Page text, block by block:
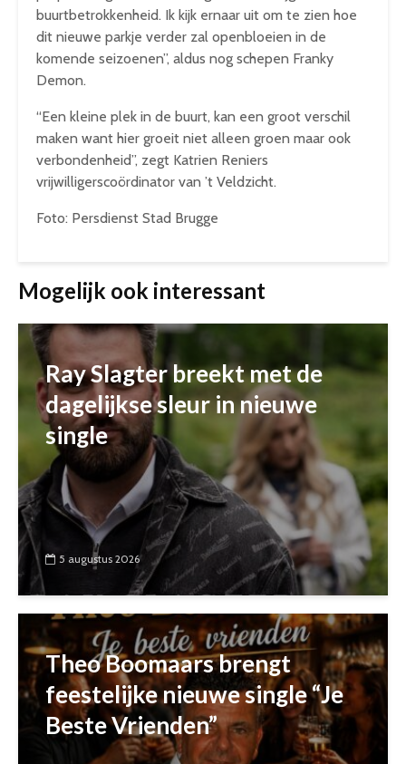
buurtbetrokkenheid. Ik kijk ernaar uit om te zien hoe
dit nieuwe parkje verder zal openbloeien in de
komende seizoenen”, aldus nog schepen Franky
Demon.
“Een kleine plek in de buurt, kan een groot verschil
maken want hier groeit niet alleen groen maar ook
verbondenheid”, zegt Katrien Reniers
vrijwilligerscoördinator van ’t Veldzicht.
Foto: Persdienst Stad Brugge
Mogelijk ook interessant
Ray Slagter breekt met de
dagelijkse sleur in nieuwe
single
5 augustus 2026
Theo Boomaars brengt
feestelijke nieuwe single “Je
Beste Vrienden”